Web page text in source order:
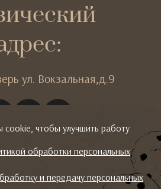
ул. Вокзальная,д.9
© Гальяни
чтобы улучшить работу
обработки персональных
и передачу персональных